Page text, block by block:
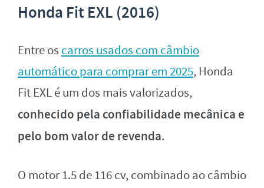
Honda Fit EXL (2016)
Entre os carros usados com câmbio
automático para comprar em 2025, Honda
Fit EXL é um dos mais valorizados,
conhecido pela confiabilidade mecânica e
pelo bom valor de revenda.
O motor 1.5 de 116 cv, combinado ao câmbio